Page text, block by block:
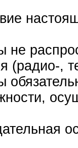
не
(радио-,